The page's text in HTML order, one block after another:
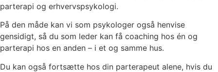
parterapi og erhvervspsykologi.
På den måde kan vi som psykologer også henvise
gensidigt, så du som leder kan få coaching hos én og
parterapi hos en anden – i et og samme hus.
Du kan også fortsætte hos din parterapeut alene, hvis du